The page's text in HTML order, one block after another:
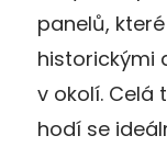
panelů,
historickými
v okolí. Celá
hodí se